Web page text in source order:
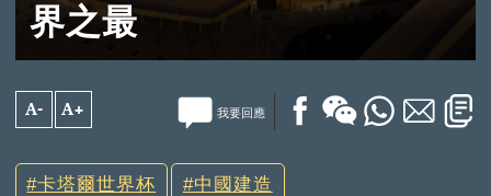
界之最
A- A+ 我要回應
卡塔爾世界杯 中國建造